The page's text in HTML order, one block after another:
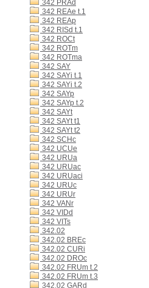
342 PRAd
342 REAe t.1
342 REAp
342 RISd t.1
342 ROCt
342 ROTm
342 ROTma
342 SAY
342 SAYi t.1
342 SAYi t.2
342 SAYp
342 SAYp t.2
342 SAYt
342 SAYt t1
342 SAYt t2
342 SCHc
342 UCUe
342 URUa
342 URUac
342 URUaci
342 URUc
342 URUr
342 VANr
342 VIDd
342 VITs
342.02
342.02 BREc
342.02 CURi
342.02 DROc
342.02 FRUm t.2
342.02 FRUm t.3
342.02 GARd